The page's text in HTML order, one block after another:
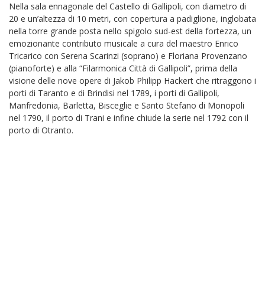
Nella sala ennagonale del Castello di Gallipoli, con diametro di
20 e un’altezza di 10 metri, con copertura a padiglione, inglobata
nella torre grande posta nello spigolo sud-est della fortezza, un
emozionante contributo musicale a cura del maestro Enrico
Tricarico con Serena Scarinzi (soprano) e Floriana Provenzano
(pianoforte) e alla “Filarmonica Città di Gallipoli”, prima della
visione delle nove opere di Jakob Philipp Hackert che ritraggono i
porti di Taranto e di Brindisi nel 1789, i porti di Gallipoli,
Manfredonia, Barletta, Bisceglie e Santo Stefano di Monopoli
nel 1790, il porto di Trani e infine chiude la serie nel 1792 con il
porto di Otranto.